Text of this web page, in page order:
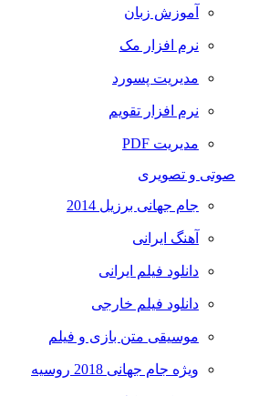
آموزش زبان
نرم افزار مک
مدیریت پسورد
نرم افزار تقویم
مدیریت PDF
صوتی و تصویری
جام جهانی برزیل 2014
آهنگ ایرانی
دانلود فیلم ایرانی
دانلود فیلم خارجی
موسیقی متن بازی و فیلم
ویژه جام جهانی 2018 روسیه